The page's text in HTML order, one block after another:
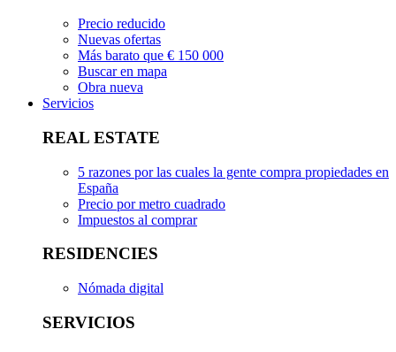
Precio reducido
Nuevas ofertas
Más barato que € 150 000
Buscar en mapa
Obra nueva
Servicios
REAL ESTATE
5 razones por las cuales la gente compra propiedades en
España
Precio por metro cuadrado
Impuestos al comprar
RESIDENCIES
Nómada digital
SERVICIOS